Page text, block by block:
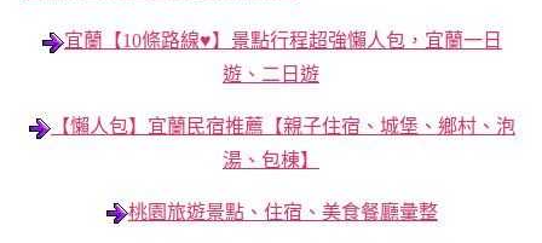
宜蘭【10條路線♥】景點行程超強懶人包，宜蘭一日
遊、二日遊
【懶人包】宜蘭民宿推薦【親子住宿、城堡、鄉村、泡
湯、包棟】
桃園旅遊景點、住宿、美食餐廳彙整